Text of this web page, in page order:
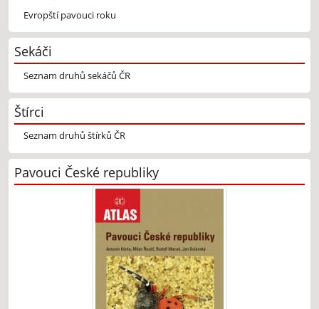
Evropští pavouci roku
Sekáči
Seznam druhů sekáčů ČR
Štírci
Seznam druhů štírků ČR
Pavouci České republiky